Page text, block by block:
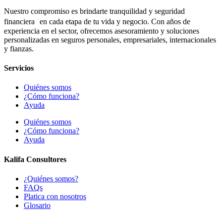
Nuestro compromiso es brindarte tranquilidad y seguridad
financiera en cada etapa de tu vida y negocio. Con años de
experiencia en el sector, ofrecemos asesoramiento y soluciones
personalizadas en seguros personales, empresariales, internacionales
y fianzas.
Servicios
Quiénes somos
¿Cómo funciona?
Ayuda
Quiénes somos
¿Cómo funciona?
Ayuda
Kalifa Consultores
¿Quiénes somos?
FAQs
Platica con nosotros
Glosario